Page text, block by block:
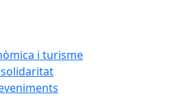
i turisme